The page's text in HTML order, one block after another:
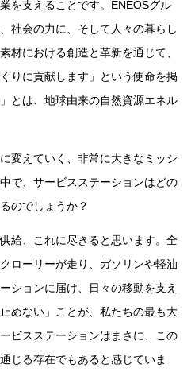
を支えることです。ENEOSグル
社会の力に、そして人々の暮らし
材における創造と革新を通じて、
りに貢献します」という使命を掲
とは、地球由来の自然資源エネル
変えていく、非常に大きなミッシ
で、サービスステーションはどの
のでしょうか？
給、これに尽きると思います。全
ローリーが走り、ガソリンや軽油
ションに届け、日々の移動を支え
めない」ことが、私たちの最も大
ビスステーションはまさに、この
じる存在でもあると感じていま